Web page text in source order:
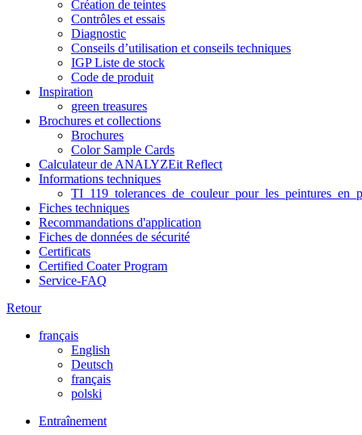
Création de teintes
Contrôles et essais
Diagnostic
Conseils d’utilisation et conseils techniques
IGP Liste de stock
Code de produit
Inspiration
green treasures
Brochures et collections
Brochures
Color Sample Cards
Calculateur de ANALYZEit Reflect
Informations techniques
Fiches techniques
Recommandations d'application
Fiches de données de sécurité
Certificats
Certified Coater Program
Service-FAQ
Retour
français
English
Deutsch
français
polski
Entraînement